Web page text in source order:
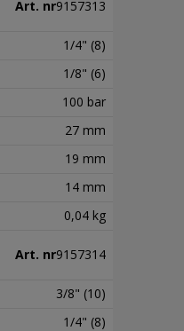
Art. nr9157313
1/4" (8)
1/8" (6)
100 bar
27 mm
19 mm
14 mm
0,04 kg
Art. nr9157314
3/8" (10)
1/4" (8)